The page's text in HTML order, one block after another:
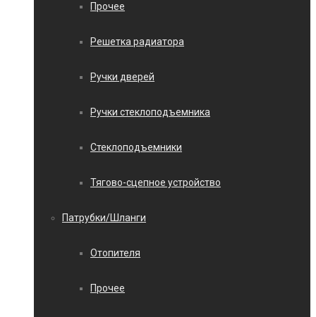
Прочее
Решетка радиатора
Ручки дверей
Ручки стеклоподъемника
Стеклоподъемники
Тягово-сцепное устройство
Патрубки/Шланги
Отопителя
Прочее